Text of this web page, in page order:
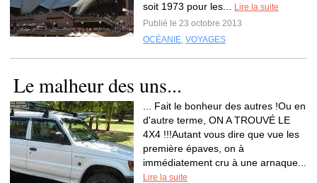
soit 1973 pour les...
Lire la suite
Publié le 23 octobre 2013
OCÉANIE, VOYAGES
Le malheur des uns...
... Fait le bonheur des autres !Ou en
d'autre terme, ON A TROUVÉ LE
4X4 !!!Autant vous dire que vue les
première épaves, on à
immédiatement cru à une arnaque...
Lire la suite